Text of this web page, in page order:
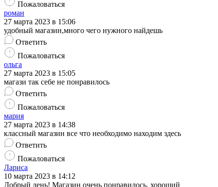
Пожаловаться
роман
27 марта 2023 в 15:06
удобный магазин,много чего нужного найдешь
Ответить
Пожаловаться
ольга
27 марта 2023 в 15:05
магази так себе не понравилось
Ответить
Пожаловаться
мария
27 марта 2023 в 14:38
классный магазин все что необходимо находим здесь
Ответить
Пожаловаться
Лариса
10 марта 2023 в 14:12
Добрый день! Магазин очень понравилось, хороший